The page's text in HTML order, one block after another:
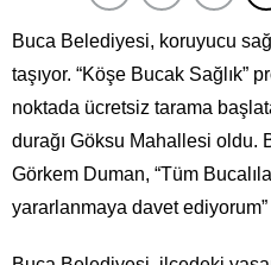
Buca Belediyesi, koruyucu
taşıyor. “Köşe Bucak Sağlık”
noktada ücretsiz tarama
durağı Göksu Mahallesi oldu.
Görkem Duman, “Tüm
yararlanmaya davet